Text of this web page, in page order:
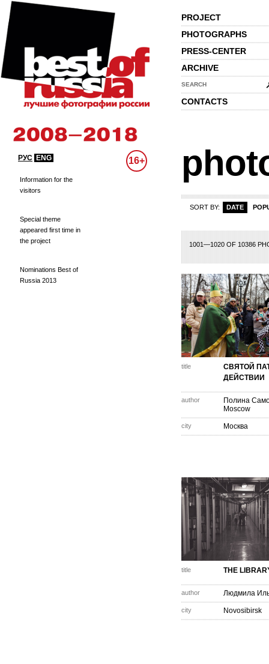
PROJECT
PHOTOGRAPHS
PRESS-CENTER
ARCHIVE
SEARCH
CONTACTS
РУС ENG 16+
Information for the
visitors
Special theme
appeared first time in
the project
Nominations Best of
Russia 2013
SORT BY: DATE
1001—1020 OF 10386
26 27 28 38 39 40 41 42 43
title
СВЯТОЙ
ДЕЙСТВИИ
author
Полина
Moscow
city Москва
title THE
author Людмила
city Novosibirsk